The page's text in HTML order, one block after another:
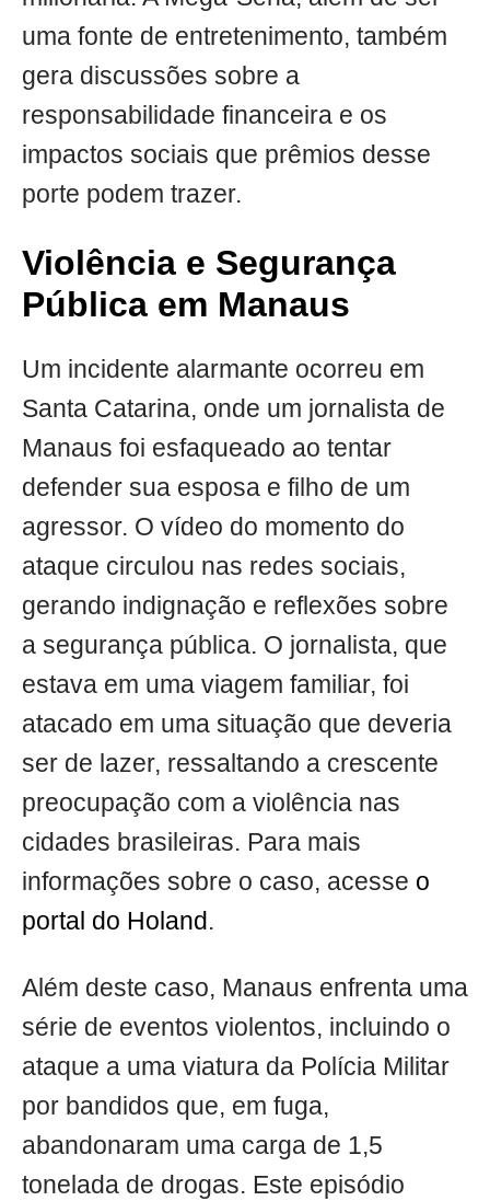
uma fonte de entretenimento, também
gera discussões sobre a
responsabilidade financeira e os
impactos sociais que prêmios desse
porte podem trazer.
Violência e Segurança
Pública em Manaus
Um incidente alarmante ocorreu em
Santa Catarina, onde um jornalista de
Manaus foi esfaqueado ao tentar
defender sua esposa e filho de um
agressor. O vídeo do momento do
ataque circulou nas redes sociais,
gerando indignação e reflexões sobre
a segurança pública. O jornalista, que
estava em uma viagem familiar, foi
atacado em uma situação que deveria
ser de lazer, ressaltando a crescente
preocupação com a violência nas
cidades brasileiras. Para mais
informações sobre o caso, acesse o
portal do Holand .
Além deste caso, Manaus enfrenta uma
série de eventos violentos, incluindo o
ataque a uma viatura da Polícia Militar
por bandidos que, em fuga,
abandonaram uma carga de 1,5
tonelada de drogas. Este episódio